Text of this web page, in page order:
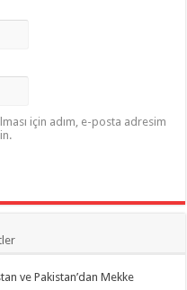
için adım, e-posta adresim
ve Pakistan’dan Mekke